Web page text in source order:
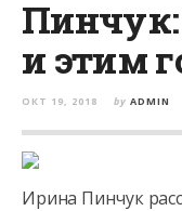
Пинчук:
и этим
ОКТ 19, 2018 by ADMIN
Ирина Пинчук